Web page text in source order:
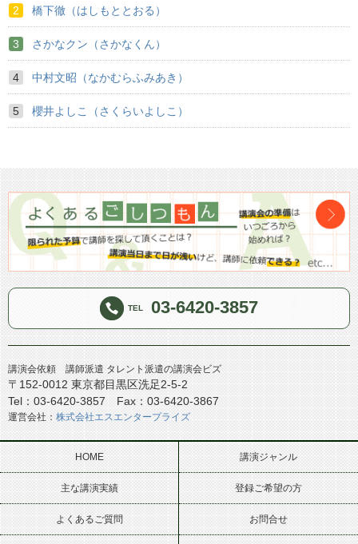
橋下徹（はしもととおる）
さかなクン（さかなくん）
中村文昭（なかむらふみあき）
櫻井よしこ（さくらいよしこ）
TEL 03-6420-3857
講演会依頼 講師派遣 タレント派遣の講演会ビズ
〒152-0012 東京都目黒区洗足2-5-2
Tel：03-6420-3857 Fax：03-6420-3867
運営会社： 株式会社エスエンタープライズ
HOME 講演ジャンル
主な講演実績 登録ご希望の方
よくあるご質問 お問合せ